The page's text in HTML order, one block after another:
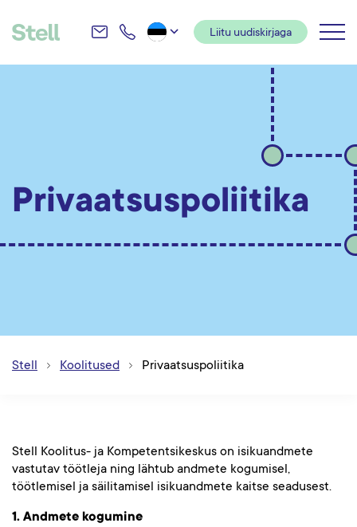
Koolitus- ja
kompetentsikeskus
Liitu uudiskirjaga
Privaatsuspoliitika
Stell Koolitused Privaatsuspoliitika
Stell Koolitus- ja Kompetentsikeskus on isikuandmete
vastutav töötleja ning lähtub andmete kogumisel,
töötlemisel ja säilitamisel isikuandmete kaitse seadusest.
1. Andmete kogumine